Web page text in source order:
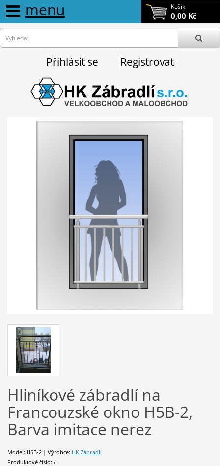
Košík
0,00 Kč
menu
Přihlásit se Registrovat
Hliníkové zábradlí na
Francouzské okno H5B-2,
Barva imitace nerez
Model: H5B-2 | Výrobce: HK Zábradlí
Produktové číslo: /